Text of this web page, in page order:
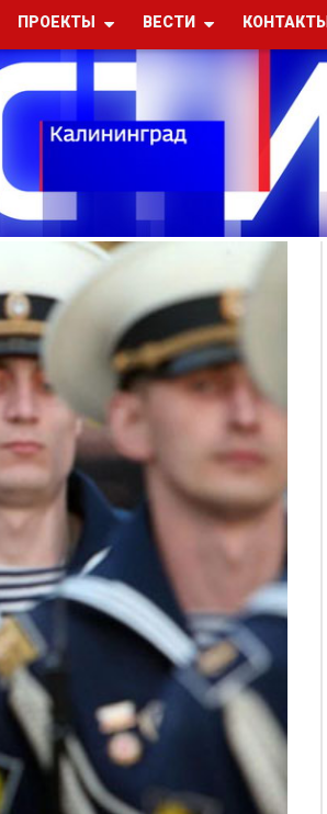
ПРОЕКТЫ ВЕСТИ КОНТАКТЫ